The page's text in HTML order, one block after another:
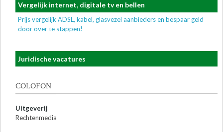
Vergelijk internet, digitale tv en bellen
Prijs vergelijk ADSL, kabel, glasvezel aanbieders en bespaar geld
door over te stappen!
Juridische vacatures
COLOFON
Uitgeverij
Rechtenmedia